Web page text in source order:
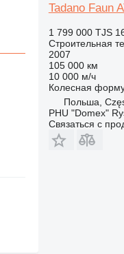
Tadano Faun
1 799 000 TJS
Строительная
2007
105 000 км
10 000 м/ч
Колесная
Польша,
PHU "Domex"
Связаться с